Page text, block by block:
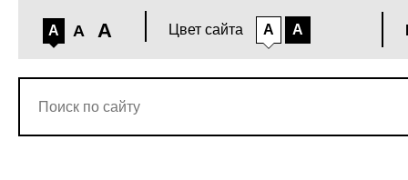
A A A Цвет сайта A A